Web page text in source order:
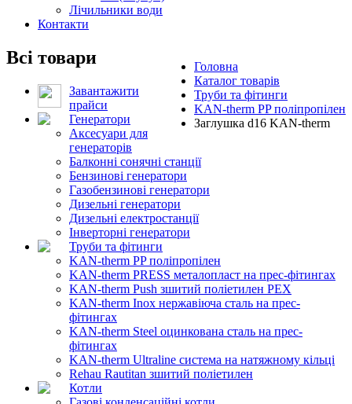
Лічильники води
Контакти
Головна
Каталог товарів
Труби та фітинги
KAN-therm PP поліпропілен
Заглушка d16 KAN-therm
Всі товари
Завантажити
прайси
Генератори
Аксесуари для
генераторів
Балконні сонячні станції
Бензинові генератори
Газобензинові генератори
Дизельні генератори
Дизельні електростанції
Інверторні генератори
Труби та фітинги
KAN-therm PP поліпропілен
KAN-therm PRESS металопласт на прес-фітингах
KAN-therm Push зшитий поліетилен PEX
KAN-therm Inox нержавіюча сталь на прес-
фітингах
KAN-therm Steel оцинкована сталь на прес-
фітингах
KAN-therm Ultraline система на натяжному кільці
Rehau Rautitan зшитий поліетилен
Котли